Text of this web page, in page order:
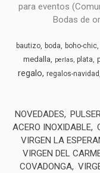
para eventos
Bodas de
bautizo boda boho-chic
medalla perlas plata
regalo regalos-navidad
NOVEDADES
ACERO INOXIDABLE
VIRGEN LA
VIRGEN DEL
COVADONGA